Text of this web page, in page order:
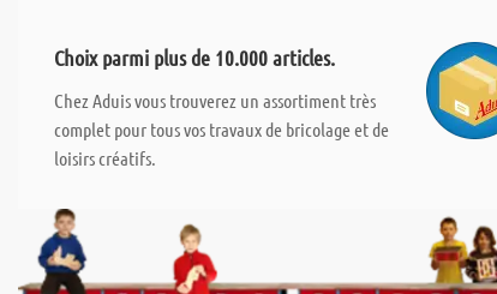
Choix parmi plus de 10.000 articles.
Chez Aduis vous trouverez un assortiment très
complet pour tous vos travaux de bricolage et de
loisirs créatifs.